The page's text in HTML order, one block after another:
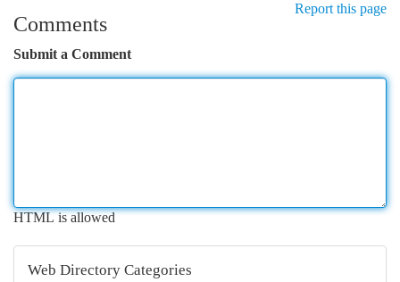
Report this page
Comments
Submit a Comment
HTML is allowed
Web Directory Categories